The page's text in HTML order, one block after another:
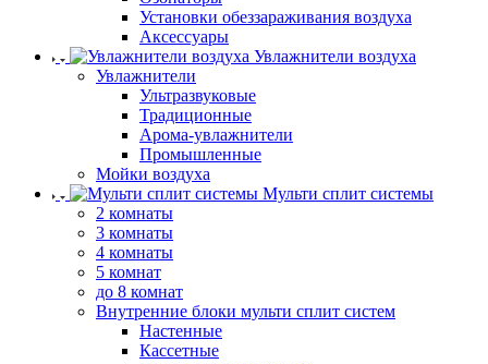
Установки обеззараживания воздуха
Аксессуары
Увлажнители воздуха
Увлажнители
Ультразвуковые
Традиционные
Арома-увлажнители
Промышленные
Мойки воздуха
Мульти сплит системы
2 комнаты
3 комнаты
4 комнаты
5 комнат
до 8 комнат
Внутренние блоки мульти сплит систем
Настенные
Кассетные